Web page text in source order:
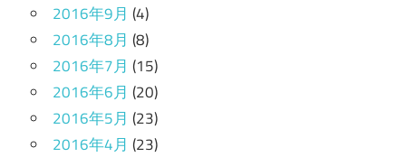
2016年9月 (4)
2016年8月 (8)
2016年7月 (15)
2016年6月 (20)
2016年5月 (23)
2016年4月 (23)